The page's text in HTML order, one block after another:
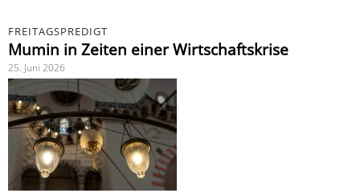
FREITAGSPREDIGT
Mumin in Zeiten einer Wirtschaftskrise
25. Juni 2026